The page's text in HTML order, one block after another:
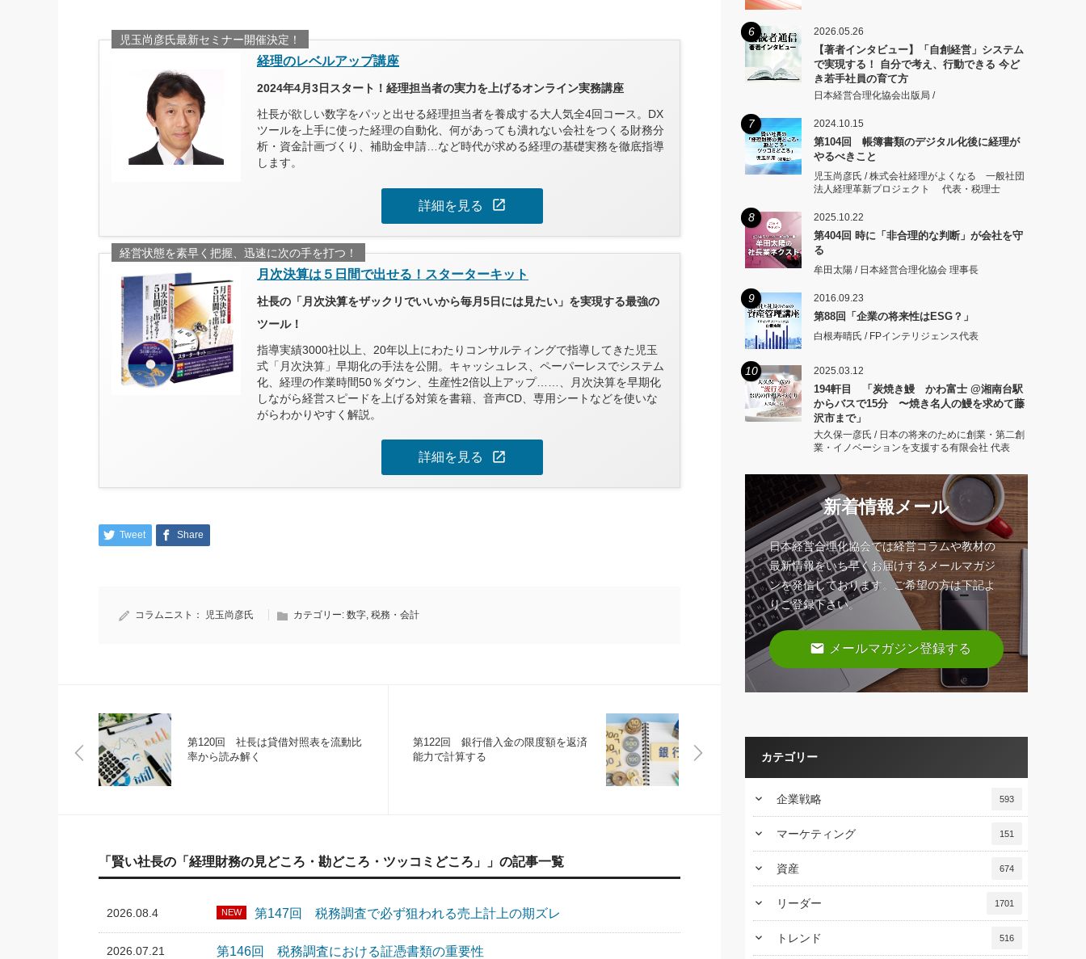
児玉尚彦氏最新セミナー開催決定！
経理のレベルアップ講座
2024年4月3日スタート！経理担当者の実力を上げるオンライン実務講座
社長が欲しい数字をパッと出せる経理担当者を養成する大人気全4回コース。DX
ツールを上手に使った経理の自動化、何があっても潰れない会社をつくる財務分
析・資金計画づくり、補助金申請…など時代が求める経理の基礎実務を徹底指導
します。
詳細を見る open_in_new
経営状態を素早く把握、迅速に次の手を打つ！
月次決算は５日間で出せる！スターターキット
社長の「月次決算をザックリでいいから毎月5日には見たい」を実現する最強の
ツール！
指導実績3000社以上、20年以上にわたりコンサルティングで指導してきた児玉
式「月次決算」早期化の手法を公開。キャッシュレス、ペーパーレスでシステム
化、経理の作業時間50％ダウン、生産性2倍以上アップ……、月次決算を早期化
しながら経営スピードを上げる対策を書籍、音声CD、専用シートなどを使いな
がらわかりやすく解説。
詳細を見る open_in_new
Tweet Share
コラムニスト： 児玉尚彦氏 カテゴリー: 数字, 税務・会計
第120回 社長は貸借対照表を流動比
率から読み解く
第122回 銀行借入金の限度額を返済
能力で計算する
「賢い社長の「経理財務の見どころ・勘どころ・ツッコミどころ」」の記事一覧
2026.08.4 NEW 第147回 税務調査で必ず狙われる売上計上の期ズレ
2026.07.21 第146回 税務調査における証憑書類の重要性
6 2026.05.26
【著者インタビュー】「自創経営」システム
で実現する！ 自分で考え、行動できる 今ど
き若手社員の育て方
日本経営合理化協会出版局 /
7 2024.10.15
第104回 帳簿書類のデジタル化後に経理が
やるべきこと
児玉尚彦氏 / 株式会社経理がよくなる 一般社団
法人経理革新プロジェクト 代表・税理士
8 2025.10.22
第404回 時に「非合理的な判断」が会社を守
る
牟田太陽 / 日本経営合理化協会 理事長
9 2016.09.23
第88回「企業の将来性はESG？」
白根寿晴氏 / FPインテリジェンス代表
10 2025.03.12
194軒目 「炭焼き鰻 かわ富士 @湘南台駅
からバスで15分 〜焼き名人の鰻を求めて藤
沢市まで」
大久保一彦氏 / 日本の将来のために創業・第二創
業・イノベーションを支援する有限会社 代表
新着情報メール
日本経営合理化協会では経営コラムや教材の
最新情報をいち早くお届けするメールマガジ
ンを発信しております。ご希望の方は下記よ
りご登録下さい。
email メールマガジン登録する
カテゴリー
keyboard_arrow_down 企業戦略 593
keyboard_arrow_down マーケティング 151
keyboard_arrow_down 資産 674
keyboard_arrow_down リーダー 1701
keyboard_arrow_down トレンド 516